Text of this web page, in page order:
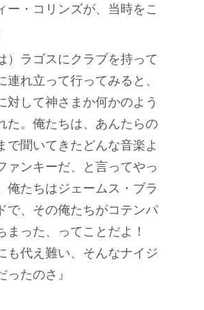
ー・コリンズが、当時をこ
）ラゴスにクラブを持って
連れ立って行ってみると、
対して神さまか何かのよう
た。俺たちは、あんたらの
で聞いてきたどんな音楽よ
ァンキーだ、と言ってやっ
俺たちはジェームス・ブラ
で、その俺たちがコテンパ
まった、ってことだよ！
も代え難い、そんなナイジ
ったのさ』